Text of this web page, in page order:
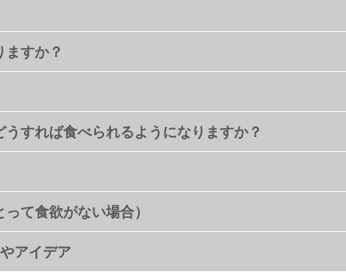
すか？
すれば食べられるようになりますか？
って食欲がない場合）
アイデア